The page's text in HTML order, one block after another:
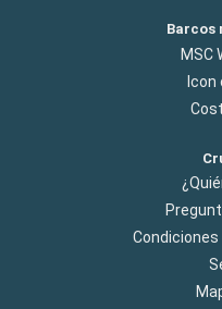
Barcos
MSC
Icon